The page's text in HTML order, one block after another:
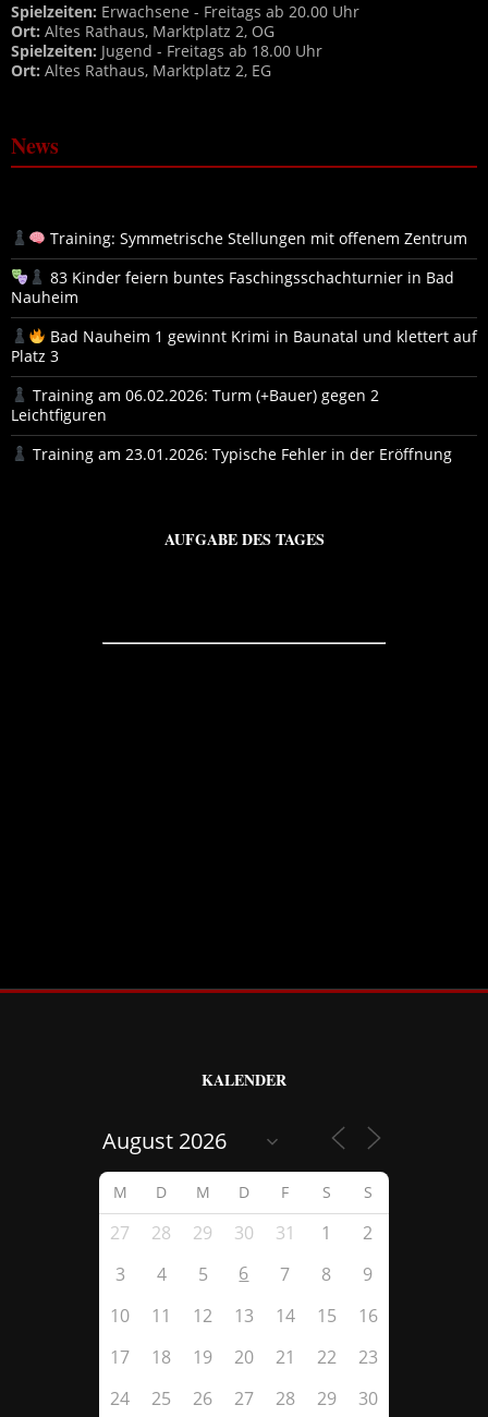
Spielzeiten: Erwachsene - Freitags ab 20.00 Uhr
Ort: Altes Rathaus, Marktplatz 2, OG
Spielzeiten: Jugend - Freitags ab 18.00 Uhr
Ort: Altes Rathaus, Marktplatz 2, EG
News
Training: Symmetrische Stellungen mit offenem Zentrum
83 Kinder feiern buntes Faschingsschachturnier in Bad
Nauheim
Bad Nauheim 1 gewinnt Krimi in Baunatal und klettert auf
Platz 3
Training am 06.02.2026: Turm (+Bauer) gegen 2
Leichtfiguren
Training am 23.01.2026: Typische Fehler in der Eröffnung
AUFGABE DES TAGES
KALENDER
M D M D F S S
27 28 29 30 31 1
2
3
4 5 6 7 8
9
10
11 12 13 14 15
16
17
18 19 20 21 22
23
24
25 26 27 28 29 30